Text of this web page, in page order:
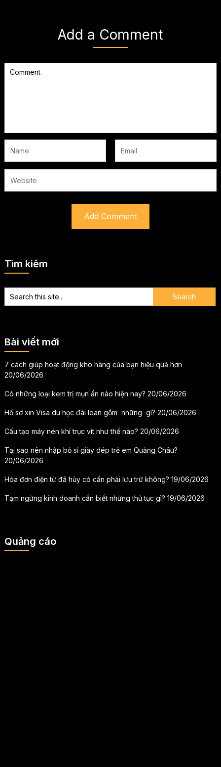
Add a Comment
Tìm kiếm
Bài viết mới
7 cách giúp hoạt động kho hàng của bạn hiệu quả hơn
20/06/2026
Có những loại kem trị mụn ẩn nào hiện nay? 20/06/2026
Hồ sơ xin Visa du học đài loan gồm những gì? 20/06/2026
Cấu tạo máy nén khí trục vít như thế nào? 20/06/2026
Tại sao nên nhập bỏ sỉ giày dép trẻ em Quảng Châu?
20/06/2026
Hóa đơn điện tử đã hủy có cần phải lưu trữ không? 19/06/2026
Tạm ngừng kinh doanh cần biết những thủ tục gì? 19/06/2026
Quảng cáo